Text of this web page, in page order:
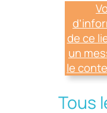
de ce
un
le
Tous